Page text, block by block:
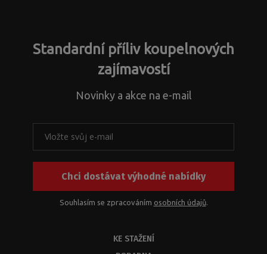
řešení
problematikou
našim
produktům
nebo
kombinací.
Standardní příliv koupelnových
zajímavostí
Novinky a akce na e-mail
Chci dostávat výhodné nabídky
Souhlasím se zpracováním osobních údajů.
KE STAŽENÍ